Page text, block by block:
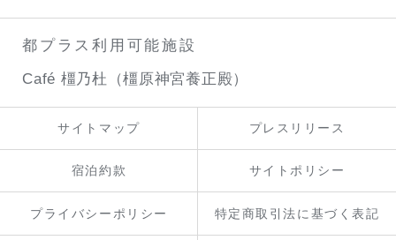
都プラス利用可能施設
Café 橿乃杜（橿原神宮養正殿）
サイトマップ プレスリリース
宿泊約款 サイトポリシー
プライバシーポリシー 特定商取引法に基づく表記